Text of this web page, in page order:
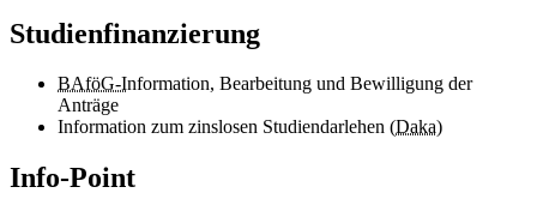
Studienfinanzierung
BAföG-Information, Bearbeitung und Bewilligung der
Anträge
Information zum zinslosen Studiendarlehen (Daka)
Info-Point